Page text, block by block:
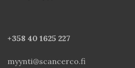
+358 40 1625 227
myynti@scancerco.fi